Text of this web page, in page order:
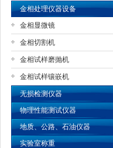
公司名称
金相处理仪器设备
金相显微镜
金相切割机
金相试样磨抛机
金相试样镶嵌机
无损检测仪器
物理性能测试仪器
地质、公路、石油仪器
实验室称重